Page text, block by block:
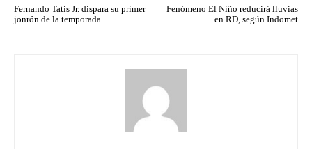
Fernando Tatis Jr. dispara su primer
jonrón de la temporada
Fenómeno El Niño reducirá lluvias
en RD, según Indomet